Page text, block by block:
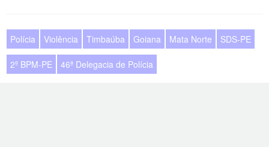
Polícia Violência Timbaúba Goiana Mata Norte SDS-PE
2º BPM-PE 46ª Delegacia de Polícia